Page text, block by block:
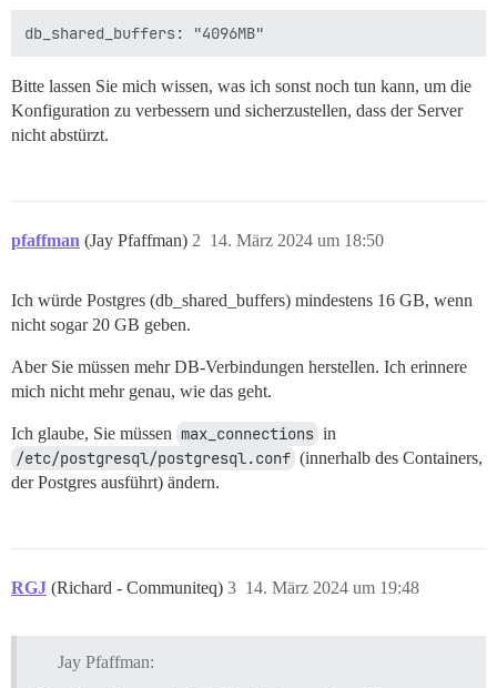
Bitte lassen Sie mich wissen, was ich sonst noch tun kann, um die
Konfiguration zu verbessern und sicherzustellen, dass der Server
nicht abstürzt.
pfaffman (Jay Pfaffman) 14. März 2024 um 18:50
2
Ich würde Postgres (db_shared_buffers) mindestens 16 GB, wenn
nicht sogar 20 GB geben.
Aber Sie müssen mehr DB-Verbindungen herstellen. Ich erinnere
mich nicht mehr genau, wie das geht.
Ich glaube, Sie müssen max_connections in
/etc/postgresql/postgresql.conf (innerhalb des Containers,
der Postgres ausführt) ändern.
RGJ (Richard - Communiteq) 14. März 2024 um 19:48
3
Jay Pfaffman: